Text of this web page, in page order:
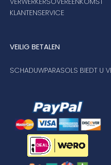
KLANTENSERVICE
VEILIG BETALEN
SCHADUWPARASOLS BIEDT U